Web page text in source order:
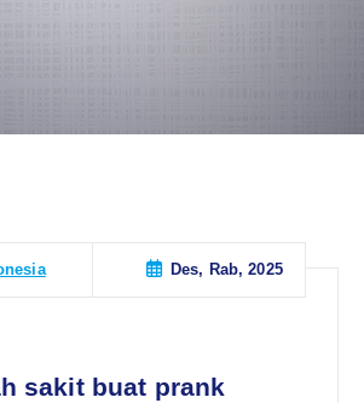
Des, Rab, 2025
sakit buat prank